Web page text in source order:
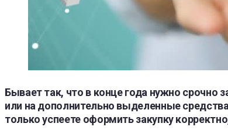
Бывает так, что в конце года нужно срочно
или на дополнительно выделенные
только успеете оформить закупку